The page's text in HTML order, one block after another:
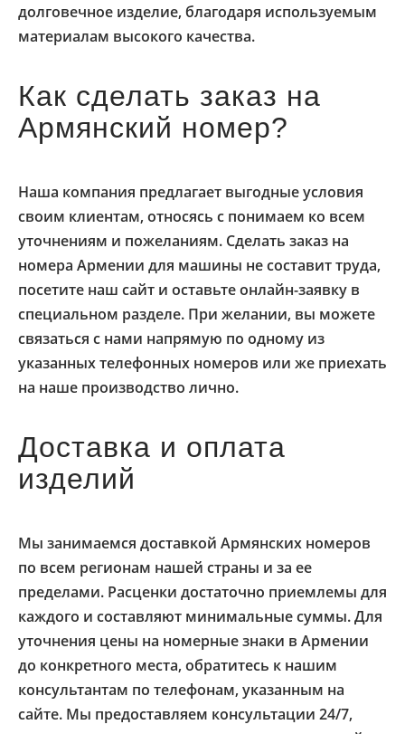
долговечное изделие, благодаря используемым
материалам высокого качества.
Как сделать заказ на
Армянский номер?
Наша компания предлагает выгодные условия
своим клиентам, относясь с понимаем ко всем
уточнениям и пожеланиям. Сделать заказ на
номера Армении для машины не составит труда,
посетите наш сайт и оставьте онлайн-заявку в
специальном разделе. При желании, вы можете
связаться с нами напрямую по одному из
указанных телефонных номеров или же приехать
на наше производство лично.
Доставка и оплата
изделий
Мы занимаемся доставкой Армянских номеров
по всем регионам нашей страны и за ее
пределами. Расценки достаточно приемлемы для
каждого и составляют минимальные суммы. Для
уточнения цены на номерные знаки в Армении
до конкретного места, обратитесь к нашим
консультантам по телефонам, указанным на
сайте. Мы предоставляем консультации 24/7,